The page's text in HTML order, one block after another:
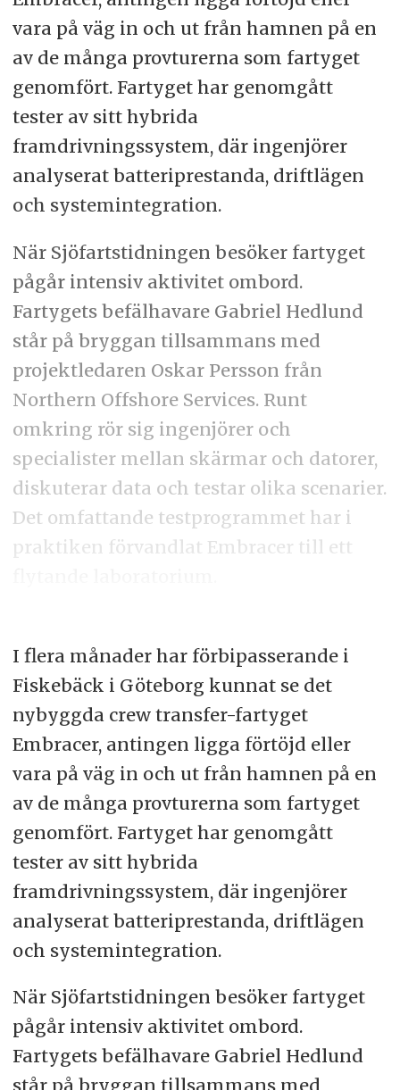
vara på väg in och ut från hamnen på en
av de många provturerna som fartyget
genomfört. Fartyget har genomgått
tester av sitt hybrida
framdrivningssystem, där ingenjörer
analyserat batteriprestanda, driftlägen
och systemintegration.
När Sjöfartstidningen besöker fartyget
pågår intensiv aktivitet ombord.
Fartygets befälhavare Gabriel Hedlund
står på bryggan tillsammans med
projektledaren Oskar Persson från
Northern Offshore Services. Runt
omkring rör sig ingenjörer och
specialister mellan skärmar och datorer,
diskuterar data och testar olika scenarier.
Det omfattande testprogrammet har i
praktiken förvandlat Embracer till ett
I flera månader har förbipasserande i
Fiskebäck i Göteborg kunnat se det
nybyggda crew transfer-fartyget
Embracer, antingen ligga förtöjd eller
vara på väg in och ut från hamnen på en
av de många provturerna som fartyget
genomfört. Fartyget har genomgått
tester av sitt hybrida
framdrivningssystem, där ingenjörer
analyserat batteriprestanda, driftlägen
och systemintegration.
När Sjöfartstidningen besöker fartyget
pågår intensiv aktivitet ombord.
Fartygets befälhavare Gabriel Hedlund
står på bryggan tillsammans med